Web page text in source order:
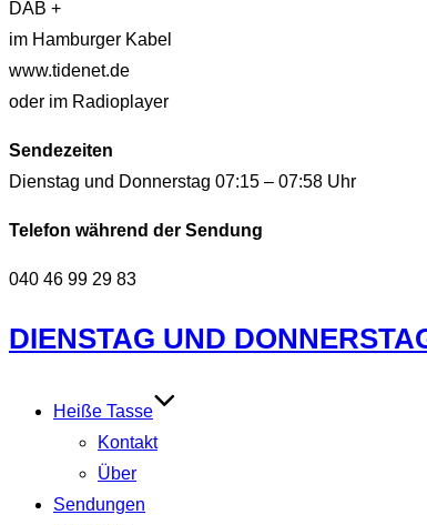
DAB +
im Hamburger Kabel
www.tidenet.de
oder im Radioplayer
Sendezeiten
Dienstag und Donnerstag 07:15 – 07:58 Uhr
Telefon während der Sendung
040 46 99 29 83
Zum
Inhalt
DIENSTAG UND
Heiße Tasse
Kontakt
Über
Sendungen